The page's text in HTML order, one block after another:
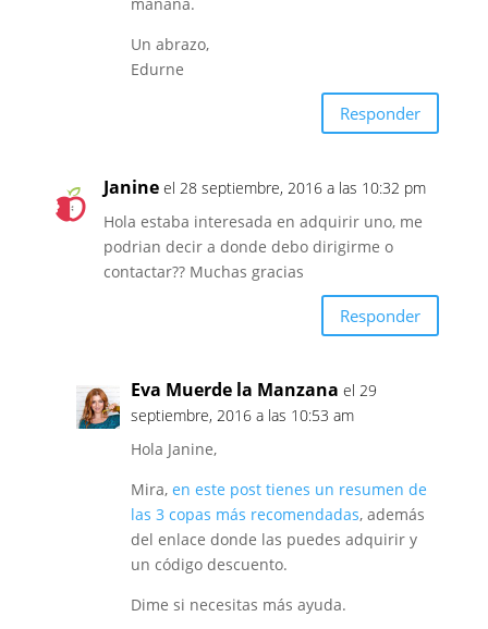
Un abrazo,
Edurne
Responder
Janine el 28 septiembre, 2016 a las 10:32 pm
Hola estaba interesada en adquirir uno, me
podrian decir a donde debo dirigirme o
contactar?? Muchas gracias
Responder
Eva Muerde la Manzana el 29
septiembre, 2016 a las 10:53 am
Hola Janine,
Mira, en este post tienes un resumen de
las 3 copas más recomendadas, además
del enlace donde las puedes adquirir y
un código descuento.
Dime si necesitas más ayuda.